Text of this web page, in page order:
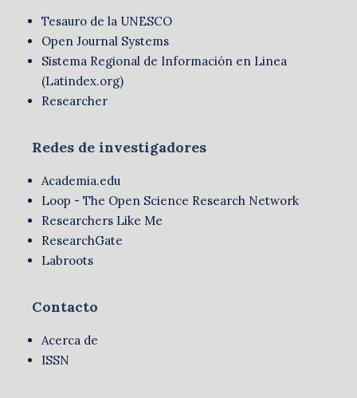
Tesauro de la UNESCO
Open Journal Systems
Sistema Regional de Información en Linea
(Latindex.org)
Researcher
Redes de investigadores
Academia.edu
Loop - The Open Science Research Network
Researchers Like Me
ResearchGate
Labroots
Contacto
Acerca de
ISSN